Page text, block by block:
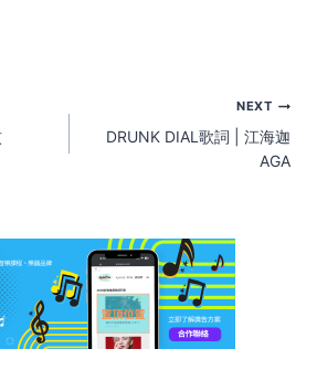
NEXT
DRUNK DIAL歌詞 | 江海迦
AGA